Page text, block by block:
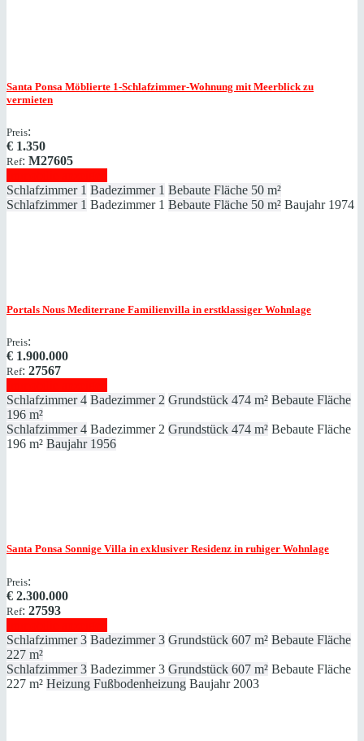
Santa Ponsa Möblierte 1-Schlafzimmer-Wohnung mit Meerblick zu
vermieten
Preis:
€ 1.350
Ref: M27605
Schlafzimmer 1 Badezimmer 1 Bebaute Fläche 50 m²
Schlafzimmer 1 Badezimmer 1 Bebaute Fläche 50 m² Baujahr 1974
Portals Nous Mediterrane Familienvilla in erstklassiger Wohnlage
Preis:
€ 1.900.000
Ref: 27567
Schlafzimmer 4 Badezimmer 2 Grundstück 474 m² Bebaute Fläche
196 m²
Schlafzimmer 4 Badezimmer 2 Grundstück 474 m² Bebaute Fläche
196 m² Baujahr 1956
Santa Ponsa Sonnige Villa in exklusiver Residenz in ruhiger Wohnlage
Preis:
€ 2.300.000
Ref: 27593
Schlafzimmer 3 Badezimmer 3 Grundstück 607 m² Bebaute Fläche
227 m²
Schlafzimmer 3 Badezimmer 3 Grundstück 607 m² Bebaute Fläche
227 m² Heizung Fußbodenheizung Baujahr 2003